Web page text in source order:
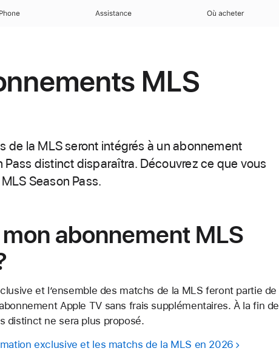
Assistance Où acheter
MLS
la MLS seront intégrés à un abonnement
Pass distinct disparaîtra. Découvrez ce que vous
Season Pass.
abonnement MLS
et l’ensemble des matchs de la MLS feront partie de
Apple TV sans frais supplémentaires. À la fin de
distinct ne sera plus proposé.
exclusive et les matchs de la MLS en 2026